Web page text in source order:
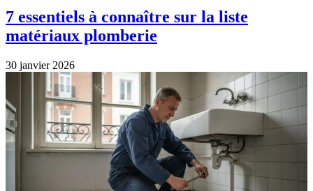
7 essentiels à connaître sur la liste
matériaux plomberie
30 janvier 2026